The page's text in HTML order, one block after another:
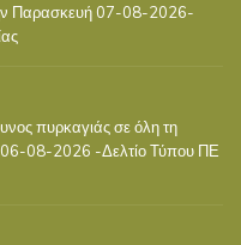
Παρασκευή 07-08-2026-
πυρκαγιάς σε όλη τη
06-08-2026 -Δελτίο Τύπου ΠΕ